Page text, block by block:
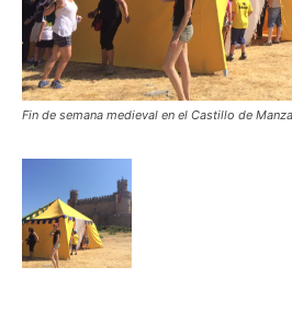
Fin de semana medieval en el Castillo de